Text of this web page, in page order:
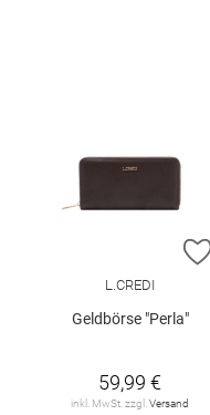
L.CREDI
Geldbörse "Perla"
59,99 €
inkl. MwSt. zzgl. Versand